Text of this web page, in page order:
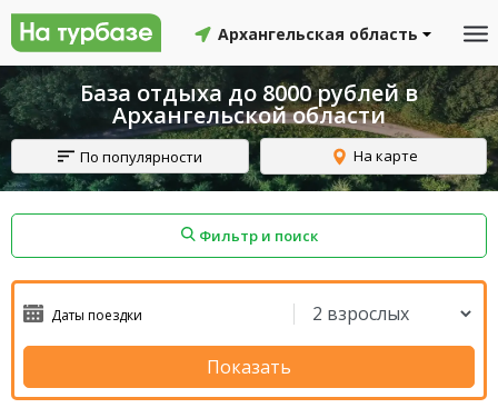
Архангельская область
База отдыха до 8000 рублей в
Архангельской области
По популярности На карте
Фильтр и поиск
Показать
Смоленский район Топчихинский район